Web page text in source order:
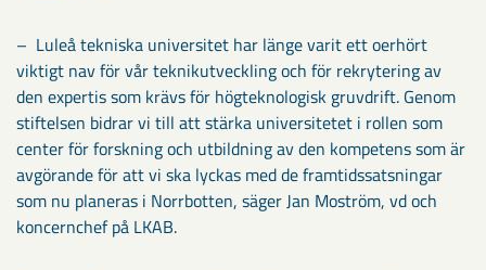
– Luleå tekniska universitet har länge varit ett oerhört
viktigt nav för vår teknikutveckling och för rekrytering av
den expertis som krävs för högteknologisk gruvdrift. Genom
stiftelsen bidrar vi till att stärka universitetet i rollen som
center för forskning och utbildning av den kompetens som är
avgörande för att vi ska lyckas med de framtidssatsningar
som nu planeras i Norrbotten, säger Jan Moström, vd och
koncernchef på LKAB.